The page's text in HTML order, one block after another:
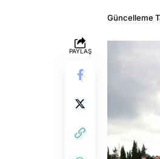
PAYLAŞ
Güncelleme